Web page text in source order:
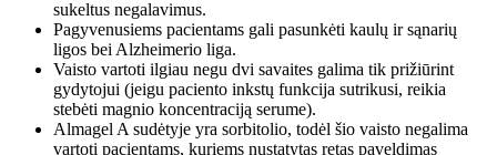
sukeltus negalavimus.
Pagyvenusiems pacientams gali pasunkėti kaulų ir sąnarių
ligos bei Alzheimerio liga.
Vaisto vartoti ilgiau negu dvi savaites galima tik prižiūrint
gydytojui (jeigu paciento inkstų funkcija sutrikusi, reikia
stebėti magnio koncentraciją serume).
Almagel A sudėtyje yra sorbitolio, todėl šio vaisto negalima
vartoti pacientams, kuriems nustatytas retas paveldimas